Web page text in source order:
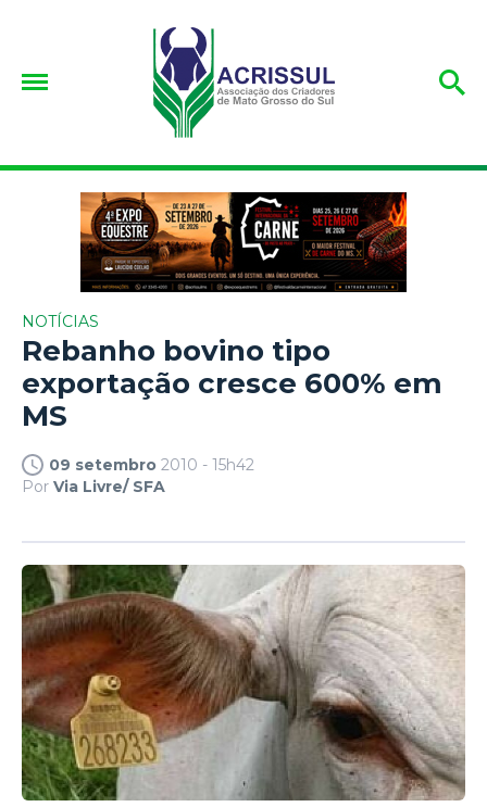
NOTÍCIAS
Rebanho bovino tipo
exportação cresce 600% em
MS
09 setembro 2010 - 15h42
Por Via Livre/ SFA